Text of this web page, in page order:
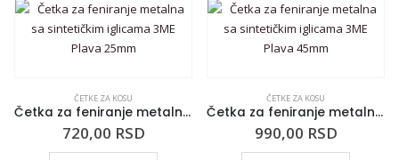
ČETKE ZA KOSU
Četka za feniranje metalna sa sintetičkim iglicama 3ME Plava 25mm
720,00 RSD
ČETKE ZA KOSU
Četka za feniranje metalna sa sintetičkim iglicama 3ME Plava 45mm
990,00 RSD